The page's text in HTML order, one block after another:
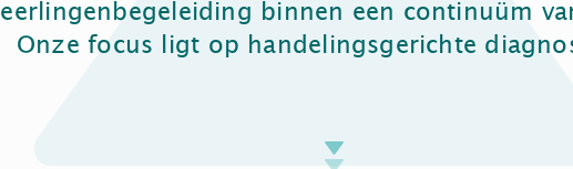
leerlingenbegeleiding binnen een continuüm
Onze focus ligt op handelingsgerichte